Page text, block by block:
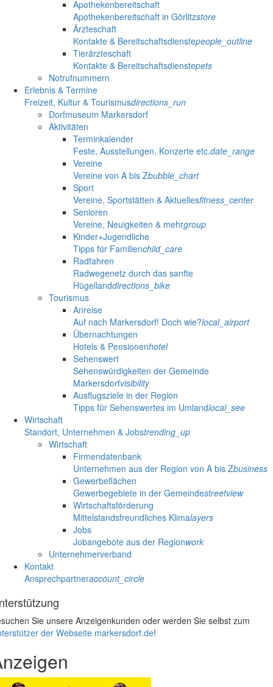
Apothekenbereitschaft
Apothekenbereitschaft in Görlitzstore
Ärzteschaft
Kontakte & Bereitschaftsdienstepeople_outline
Tierärzteschaft
Kontakte & Bereitschaftsdienstepets
Notrufnummern
Erlebnis & Termine
Freizeit, Kultur & Tourismusdirections_run
Dorfmuseum Markersdorf
Aktivitäten
Terminkalender
Feste, Ausstellungen, Konzerte etc.date_range
Vereine
Vereine von A bis Zbubble_chart
Sport
Vereine, Sportstätten & Aktuellesfitness_center
Senioren
Vereine, Neuigkeiten & mehrgroup
Kinder+Jugendliche
Tipps für Familienchild_care
Radfahren
Radwegenetz durch das sanfte
Hügellanddirections_bike
Tourismus
Anreise
Auf nach Markersdorf! Doch wie?local_airport
Übernachtungen
Hotels & Pensionenhotel
Sehenswert
Sehenswürdigkeiten der Gemeinde
Markersdorfvisibility
Ausflugsziele in der Region
Tipps für Sehenswertes im Umlandlocal_see
Wirtschaft
Standort, Unternehmen & Jobstrending_up
Wirtschaft
Firmendatenbank
Unternehmen aus der Region von A bis Zbusiness
Gewerbeflächen
Gewerbegebiete in der Gemeindestreetview
Wirtschaftsförderung
Mittelstandsfreundliches Klimalayers
Jobs
Jobangebote aus der Regionwork
Unternehmerverband
Kontakt
Ansprechpartneraccount_circle
Sie unsere Anzeigenkunden oder werden Sie selbst zum
der Webseite markersdorf.de!